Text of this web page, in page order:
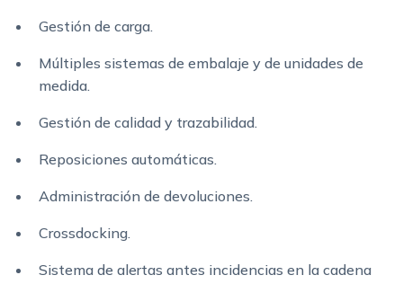
Gestión de carga.
Múltiples sistemas de embalaje y de unidades de
medida.
Gestión de calidad y trazabilidad.
Reposiciones automáticas.
Administración de devoluciones.
Crossdocking.
Sistema de alertas antes incidencias en la cadena